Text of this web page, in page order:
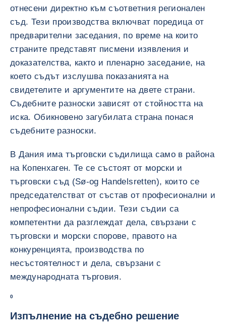
отнесени директно към съответния регионален
съд. Тези производства включват поредица от
предварителни заседания, по време на които
страните представят писмени изявления и
доказателства, както и пленарно заседание, на
което съдът изслушва показанията на
свидетелите и аргументите на двете страни.
Съдебните разноски зависят от стойността на
иска. Обикновено загубилата страна понася
съдебните разноски.
В Дания има търговски съдилища само в района
на Копенхаген. Те се състоят от морски и
търговски съд (Sø-og Handelsretten), които се
председателстват от състав от професионални и
непрофесионални съдии. Тези съдии са
компетентни да разглеждат дела, свързани с
търговски и морски спорове, правото на
конкуренцията, производства по
несъстоятелност и дела, свързани с
международната търговия.
0
Изпълнение на съдебно решение